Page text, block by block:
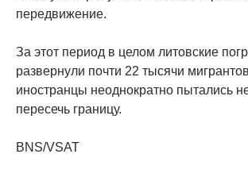
передвижение.
За этот период в целом литовские
развернули почти 22 тысячи
иностранцы неоднократно пытались
пересечь границу.
BNS/VSAT